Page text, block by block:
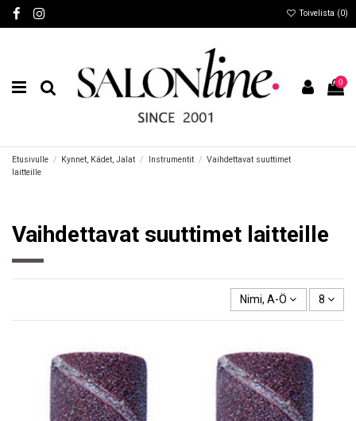
Toivelista (0)
0
Etusivulle Kynnet, Kädet, Jalat Instrumentit
Vaihdettavat suuttimet
laitteille
Vaihdettavat suuttimet laitteille
Nimi, A-Ö 8